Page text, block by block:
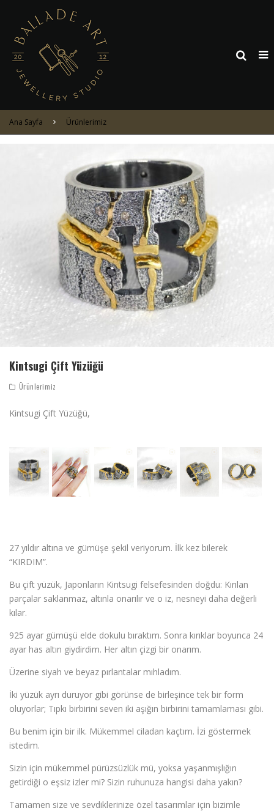
Ana Sayfa Ürünlerimiz
Kintsugi Çift Yüzüğü
Ürünlerimiz
Kintsugi Çift Yüzüğü,
27 yıldır altına ve gümüşe şekil veriyorum. İlk kez bilerek
“KIRDIM”.
Bu çift yüzük, Japonların Kintsugi felsefesinden doğdu: Kırılan
parçalar saklanmaz, altınla onarılır ve o iz, nesneyi daha değerli
kılar.
925 ayar gümüşü elde dokulu bıraktım. Sonra kırıklar boyunca 24
ayar has altın giydirdim. Her altın çizgi bir onarım.
Üzerine siyah ve beyaz pırlantalar mıhladım.
İki yüzük ayrı duruyor gibi görünse de birleşince tek bir form
oluyorlar; Tıpkı birbirini seven iki aşığın birbirini tamamlaması gibi.
Bu benim için bir ilk. Mükemmel ciladan kaçtım. İzi göstermek
istedim.
Sizin için mükemmel pürüzsüzlük mü, yoksa yaşanmışlığın
getirdiği o eşsiz izler mi? Sizin ruhunuza hangisi daha yakın?
Tamamen size ve sevdiklerinize özel tasarımlar için bizimle